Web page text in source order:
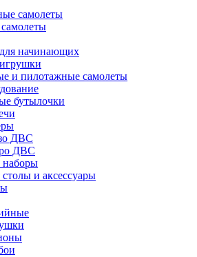
самолеты
начинающих
и пилотажные самолеты
бутылочки
ДВС
ДВС
наборы
и аксессуары